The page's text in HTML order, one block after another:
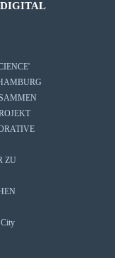
DIGITAL
ZU